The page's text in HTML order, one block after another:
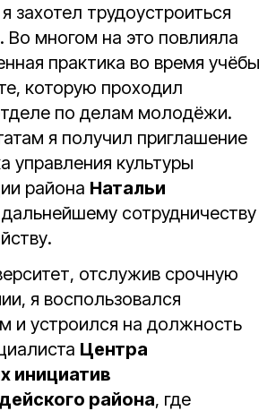
захотел трудоустроиться
Во многом на это повлияла
практика во время учёбы
которую проходил
по делам молодёжи.
я получил приглашение
управления культуры
района Натальи
дальнейшему сотрудничеству
отслужив срочную
я воспользовался
и устроился на должность
Центра
инициатив
района, где